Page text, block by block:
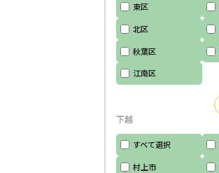
東区
北区
秋葉区
江南区
下越
すべて選択
村上市